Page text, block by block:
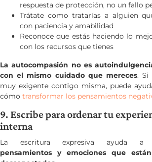
respuesta de protección, no un fallo
Trátate como tratarías a alguien
con paciencia y amabilidad
Reconoce que estás haciendo lo
con los recursos que tienes
La autocompasión no es
con el mismo cuidado que mereces. Si
muy exigente contigo misma, puede
cómo transformar los pensamientos
9. Escribe para ordenar tu
interna
La escritura expresiva ayuda
pensamientos y emociones que